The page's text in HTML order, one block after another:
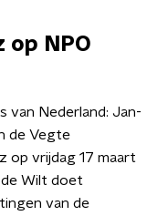
op NPO
van Nederland: Jan-
de Vegte
op vrijdag 17 maart
Wilt doet
van de